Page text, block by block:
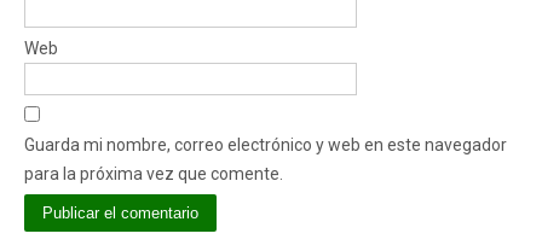
Web
Guarda mi nombre, correo electrónico y web en este navegador
para la próxima vez que comente.